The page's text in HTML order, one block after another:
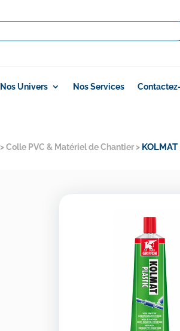
Nos Univers Nos Services
>Colle PVC & Matériel de Chantier >